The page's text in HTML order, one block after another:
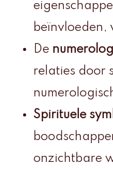
beïnvloeden,
De
relaties door
Spirituele
onzichtbare